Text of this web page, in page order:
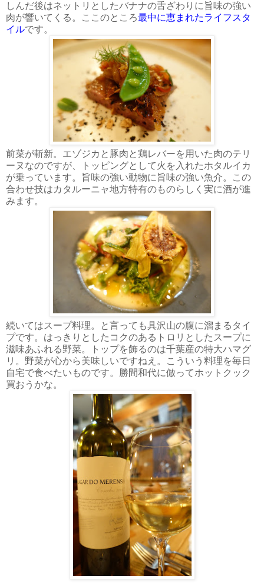
しんだ後はネットリとしたバナナの舌ざわりに旨味の強い
肉が響いてくる。ここのところ最中に恵まれたライフスタ
イルです。
前菜が斬新。エゾジカと豚肉と鶏レバーを用いた肉のテリ
ーヌなのですが、トッピングとして火を入れたホタルイカ
が乗っています。旨味の強い動物に旨味の強い魚介。この
合わせ技はカタルーニャ地方特有のものらしく実に酒が進
みます。
続いてはスープ料理。と言っても具沢山の腹に溜まるタイ
プです。はっきりとしたコクのあるトロリとしたスープに
滋味あふれる野菜。トップを飾るのは千葉産の特大ハマグ
リ。野菜が心から美味しいですねえ。こういう料理を毎日
自宅で食べたいものです。勝間和代に倣ってホットクック
買おうかな。